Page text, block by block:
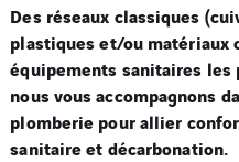
Des réseaux classiques
plastiques et/ou matériaux
équipements sanitaires les
nous vous accompagnons
plomberie pour allier
sanitaire et décarbonation.